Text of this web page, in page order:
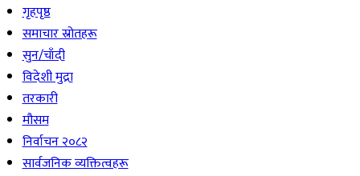
गृहपृष्ठ
समाचार स्रोतहरू
सुन/चाँदी
विदेशी मुद्रा
तरकारी
मौसम
निर्वाचन २०८२
सार्वजनिक व्यक्तित्वहरू